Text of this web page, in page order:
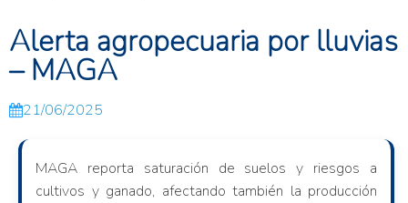
Alerta agropecuaria por lluvias
– MAGA
21/06/2025
MAGA reporta saturación de suelos y riesgos a
cultivos y ganado, afectando también la producción